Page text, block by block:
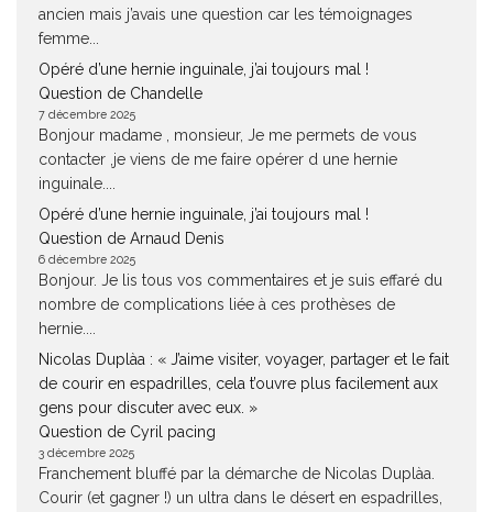
ancien mais j’avais une question car les témoignages
femme...
Opéré d’une hernie inguinale, j’ai toujours mal !
Question de Chandelle
7 décembre 2025
Bonjour madame , monsieur, Je me permets de vous
contacter ,je viens de me faire opérer d une hernie
inguinale....
Opéré d’une hernie inguinale, j’ai toujours mal !
Question de Arnaud Denis
6 décembre 2025
Bonjour. Je lis tous vos commentaires et je suis effaré du
nombre de complications liée à ces prothèses de
hernie....
Nicolas Duplàa : « J’aime visiter, voyager, partager et le fait
de courir en espadrilles, cela t’ouvre plus facilement aux
gens pour discuter avec eux. »
Question de Cyril pacing
3 décembre 2025
Franchement bluffé par la démarche de Nicolas Duplàa.
Courir (et gagner !) un ultra dans le désert en espadrilles,